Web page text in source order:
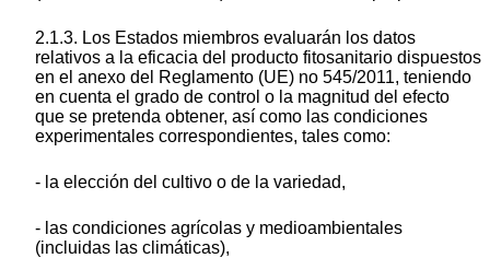
2.1.3. Los Estados miembros evaluarán los datos
relativos a la eficacia del producto fitosanitario dispuestos
en el anexo del Reglamento (UE) no 545/2011, teniendo
en cuenta el grado de control o la magnitud del efecto
que se pretenda obtener, así como las condiciones
experimentales correspondientes, tales como:
- la elección del cultivo o de la variedad,
- las condiciones agrícolas y medioambientales
(incluidas las climáticas),